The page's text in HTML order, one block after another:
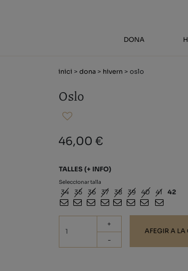
DONA
inici > dona > hivern > oslo
Oslo
46,00 €
TALLES (+ INFO)
Seleccionar talla
34 35 36 37 38 39 40 41 42
+
-
AFEGIR A LA